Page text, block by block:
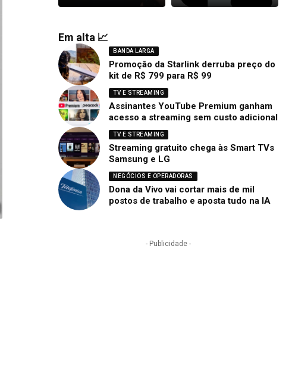
Em alta 📈
BANDA LARGA
Promoção da Starlink derruba preço do
kit de R$ 799 para R$ 99
TV E STREAMING
Assinantes YouTube Premium ganham
acesso a streaming sem custo adicional
TV E STREAMING
Streaming gratuito chega às Smart TVs
Samsung e LG
NEGÓCIOS E OPERADORAS
Dona da Vivo vai cortar mais de mil
postos de trabalho e aposta tudo na IA
- Publicidade -